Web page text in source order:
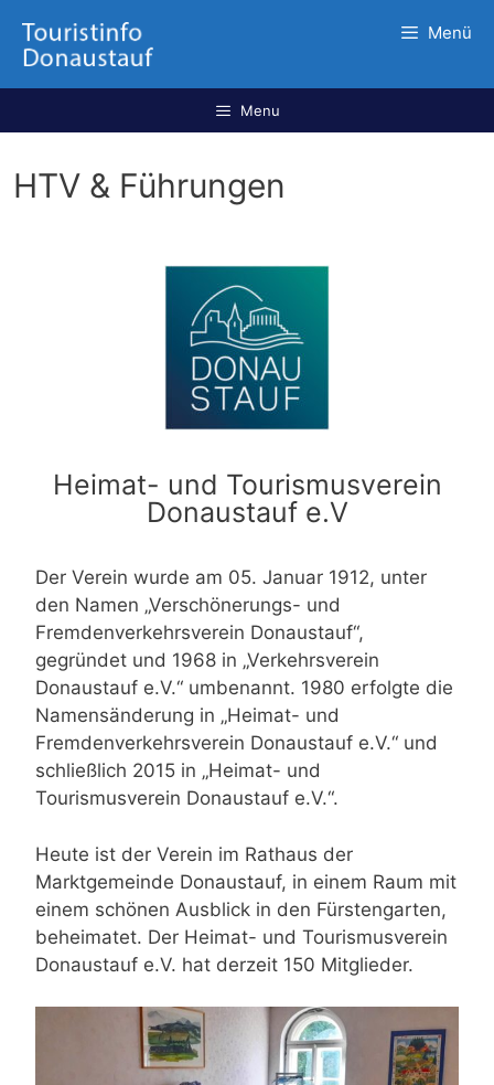
Menü
Menu
HTV & Führungen
Heimat- und Tourismusverein
Donaustauf e.V
Der Verein wurde am 05. Januar 1912, unter
den Namen „Verschönerungs- und
Fremdenverkehrsverein Donaustauf“,
gegründet und 1968 in „Verkehrsverein
Donaustauf e.V.“ umbenannt. 1980 erfolgte die
Namensänderung in „Heimat- und
Fremdenverkehrsverein Donaustauf e.V.“ und
schließlich 2015 in „Heimat- und
Tourismusverein Donaustauf e.V.“.
Heute ist der Verein im Rathaus der
Marktgemeinde Donaustauf, in einem Raum mit
einem schönen Ausblick in den Fürstengarten,
beheimatet. Der Heimat- und Tourismusverein
Donaustauf e.V. hat derzeit 150 Mitglieder.